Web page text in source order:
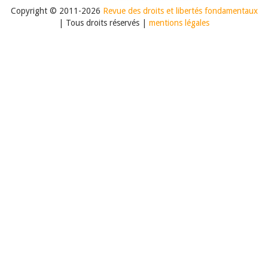
Copyright © 2011-2026 Revue des droits et libertés fondamentaux
| Tous droits réservés | mentions légales